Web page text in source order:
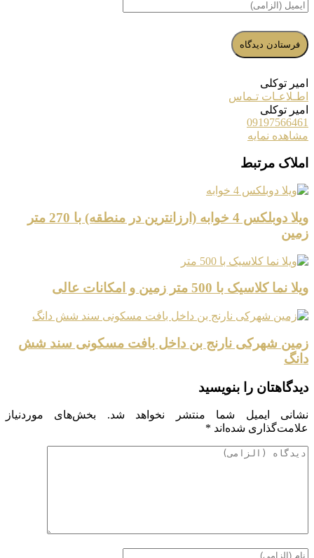
امیر توکلی
اطـلاعـات تـماس
امیر توکلی
09197566461
مشاهده نمایه
املاک مرتبط
ویلا دوبلکس 4 خوابه (ارزانترین در منطقه) با 270 متر
زمین
ویلا نما کلاسیک با 500 متر زمین و امکانات عالی
زمین شهرکی نارنج بن داخل بافت مسکونی سند شش
دانگ
دیدگاهتان را بنویسید
نشانی ایمیل شما منتشر نخواهد شد.
بخش‌های موردنیاز
علامت‌گذاری شده‌اند *